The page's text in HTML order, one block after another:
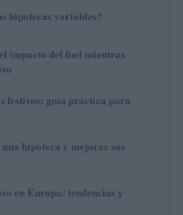
hipotecas variables?
impacto del fuel mientras
festivos: guía práctica para
hipoteca y mejorar sus
en Europa: tendencias y